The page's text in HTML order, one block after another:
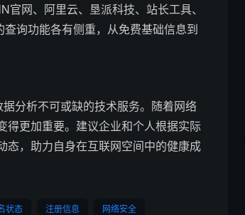
网、阿里云、垦派科技、站长工具、
询功能各有侧重，从免费基础信息到
分析不可或缺的技术服务。随着网络
得更加重要。建议企业和个人根据实际
态，助力自身在互联网空间中的健康成
状态 注册信息 网络安全